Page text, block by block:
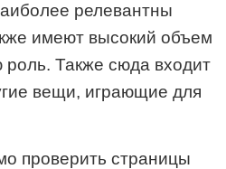
релевантны
имеют высокий объем
Также сюда входит
вещи, играющие для
проверить страницы